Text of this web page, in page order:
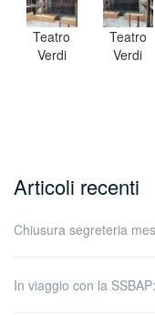
Teatro
Verdi
Teatro
Verdi
Articoli recenti
Chiusura segreteria
In viaggio con la